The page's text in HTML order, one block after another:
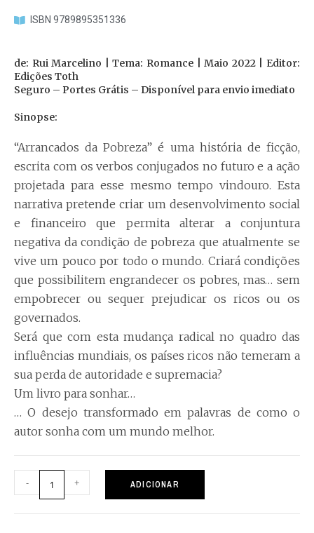
ISBN 9789895351336
de: Rui Marcelino | Tema: Romance | Maio 2022 | Editor:
Edições Toth
Seguro – Portes Grátis – Disponível para envio imediato
Sinopse:
“Arrancados da Pobreza” é uma história de ficção,
escrita com os verbos conjugados no futuro e a ação
projetada para esse mesmo tempo vindouro. Esta
narrativa pretende criar um desenvolvimento social
e financeiro que permita alterar a conjuntura
negativa da condição de pobreza que atualmente se
vive um pouco por todo o mundo. Criará condições
que possibilitem engrandecer os pobres, mas… sem
empobrecer ou sequer prejudicar os ricos ou os
governados.
Será que com esta mudança radical no quadro das
influências mundiais, os países ricos não temeram a
sua perda de autoridade e supremacia?
Um livro para sonhar…
… O desejo transformado em palavras de como o
autor sonha com um mundo melhor.
- + ADICIONAR